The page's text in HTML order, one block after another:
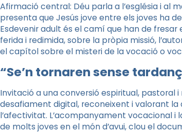
Afirmació central: Déu parla a l’església i al
presenta que Jesús jove entre els joves ha
Esdevenir adult és el camí que han de
ferida i redimida, sobre la pròpia missió,
el capítol sobre el misteri de la vocació o
“Se’n tornaren sense
Invitació a una conversió espiritual, pastoral
desafiament digital, reconeixent i valorant
l’afectivitat. L’acompanyament vocacional
de molts joves en el món d’avui, clou el